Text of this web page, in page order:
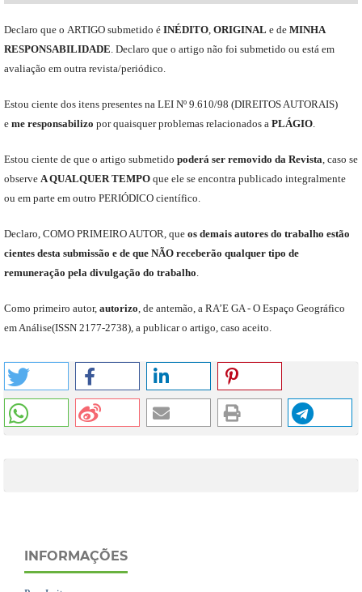
Declaro que o ARTIGO submetido é INÉDITO, ORIGINAL ede MINHA
RESPONSABILIDADE Declaro que o artigo não foi submetido ou está em
avaliação em outra revista/periódico.
Estou ciente dos itens presentes na LEI Nº 9.610/98 (DIREITOS AUTORAIS)
e meresponsabilizo por quaisquer problemas relacionados a PLÁGIO.
Estou ciente de que o artigo submetido poderá ser removido da Revista caso se
observe A QUALQUER TEMPOque elese encontra publicado integralmente
ou em parte em outro PERIÓDICOcientífico.
Declaro COMO PRIMEIRO AUTOR que os demais autores do trabalho estão
cientes desta submissão e de que NÃOreceberão qualquer tipo de
remuneração pela divulgação do trabalho
Como primeiro autor, autorizo de antemão, a RA’E GA - O Espaço Geográfico
em Análise(ISSN 2177-2738), a publicar o artigo, caso aceito.
INFORMAÇÕES